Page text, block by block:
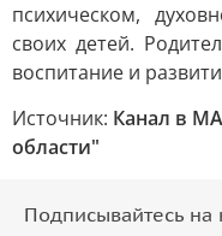
психическом,
своих детей.
воспитание и
Источник: Канал в
области"
Подписывайтесь